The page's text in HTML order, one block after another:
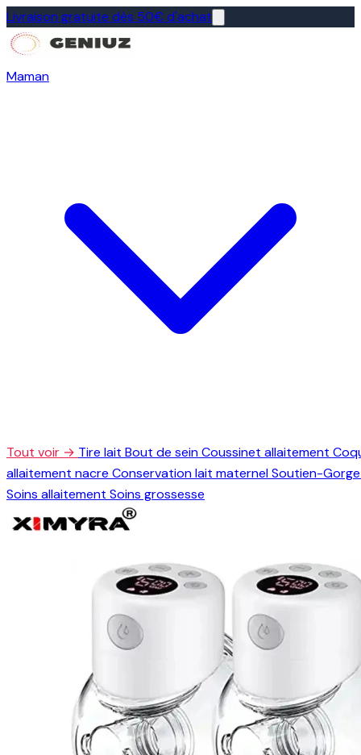
Livraison gratuite dès 50€ d'achat
Maman
Tout voir → Tire lait Bout de seinCoussinet allaitement
allaitement nacre Conservation lait maternelSoutien-
Soins allaitement Soins grossesse